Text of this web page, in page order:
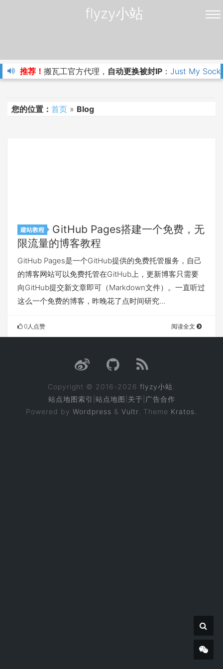
flyzy小站
推荐！ 搬瓦工官方代理， 自动更换被封IP ： Just My
您的位置： 首页 » Blog
建站教程
GitHub Pages搭建一个免费，无
限流量的博客教程
GitHub Pages是一个GitHub提供的免费托管服务，自己
的博客网站可以免费托管在GitHub上，更新博客只需要
向GitHub提交新文章即可（Markdown文件）。一直听过
这么一个免费的博客，昨晚花了点时间研究…
0人点赞 阅读全文
Copyright © 2016-2026 flyzy小站
站点地图索引 站点地图 关于 广告合作
Powered by Wordpress & Vultr . Theme Kratos.